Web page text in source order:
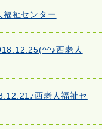
祉センター
西老人
西老人福祉セ